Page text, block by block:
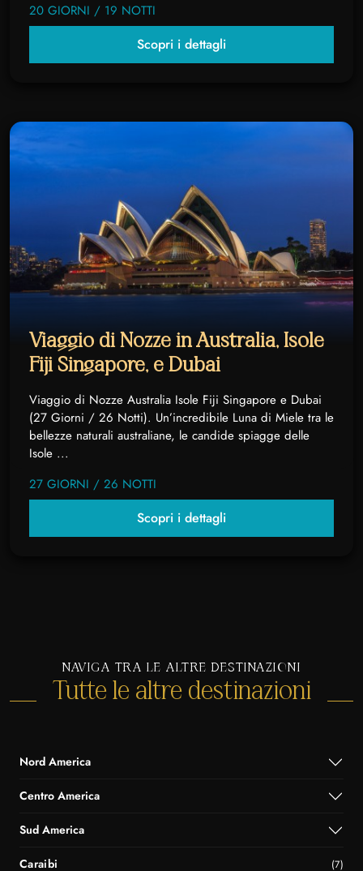
20 GIORNI / 19 NOTTI
Scopri i dettagli
Viaggio di Nozze in Australia, Isole
Fiji Singapore, e Dubai
Viaggio di Nozze Australia Isole Fiji Singapore e Dubai
(27 Giorni / 26 Notti). Un’incredibile Luna di Miele tra le
bellezze naturali australiane, le candide spiagge delle
Isole ...
27 GIORNI / 26 NOTTI
Scopri i dettagli
NAVIGA TRA LE ALTRE DESTINAZIONI
Tutte le altre destinazioni
Nord America
Centro America
Sud America
Caraibi (7)